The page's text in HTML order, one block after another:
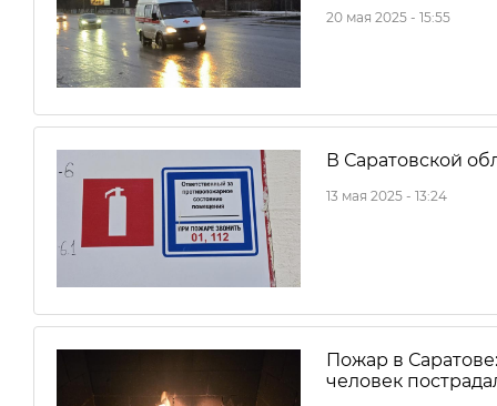
20 мая 2025 - 15:55
В Саратовской
13 мая 2025 - 13:24
Пожар в
человек